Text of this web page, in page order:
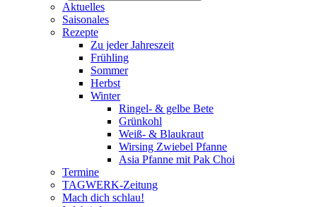
Aktuelles
Saisonales
Rezepte
Zu jeder Jahreszeit
Frühling
Sommer
Herbst
Winter
Ringel- & gelbe Bete
Grünkohl
Weiß- & Blaukraut
Wirsing Zwiebel Pfanne
Asia Pfanne mit Pak Choi
Termine
TAGWERK-Zeitung
Mach dich schlau!